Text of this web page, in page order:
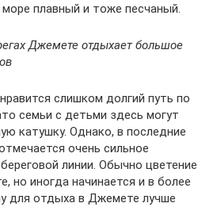
плавный и тоже песчаный.
Джемете отдыхает большое
слишком долгий путь по
семьи с детьми здесь могут
катушку. Однако, в последние
очень сильное
линии. Обычно цветение
но иногда начинается и в более
для отдыха в Джемете лучше